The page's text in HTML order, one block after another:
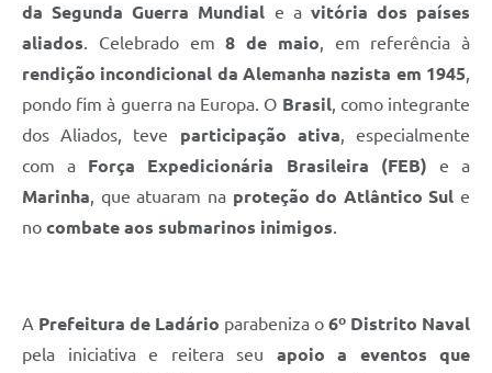
da Segunda Guerra Mundial e a vitória dos países
aliados . Celebrado em8 de maio , em referência à
rendição incondicional da Alemanha nazista em 1945
pondo fim à guerra na Europa. O Brasil , como integrante
dos Aliados, teve participação ativa , especialmente
com a Força Expedicionária Brasileira (FEB) e a
Marinha , que atuaram na proteção do Atlântico Sul e
no combate aos submarinos inimigos
A Prefeitura de Ladário parabeniza o 6º Distrito Naval
pela iniciativa e reitera seu apoio a eventos que